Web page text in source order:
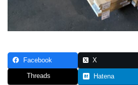
Facebook X
Threads Hatena